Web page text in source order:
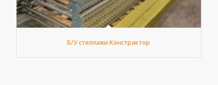
Б/У стеллажи Констрактор